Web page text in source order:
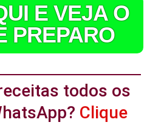
E VEJA O
PREPARO
todos os
Clique